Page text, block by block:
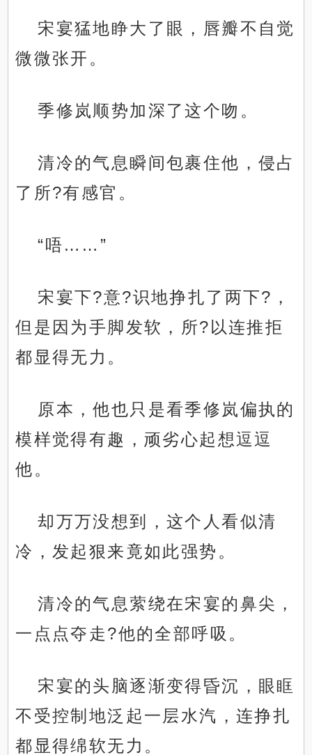
宋宴猛地睁大了眼，唇瓣不自觉
微微张开。
季修岚顺势加深了这个吻。
清冷的气息瞬间包裹住他，侵占
了所?有感官。
“唔……”
宋宴下?意?识地挣扎了两下?，
但是因为手脚发软，所?以连推拒
都显得无力。
原本，他也只是看季修岚偏执的
模样觉得有趣，顽劣心起想逗逗
他。
却万万没想到，这个人看似清
冷，发起狠来竟如此强势。
清冷的气息萦绕在宋宴的鼻尖，
一点点夺走?他的全部呼吸。
宋宴的头脑逐渐变得昏沉，眼眶
不受控制地泛起一层水汽，连挣扎
都显得绵软无力。